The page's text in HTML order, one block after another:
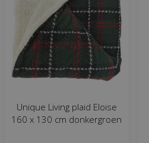
Unique Living plaid Eloise
160 x 130 cm donkergroen